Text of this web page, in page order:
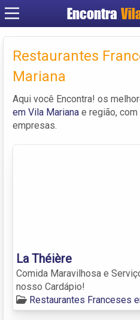
Encontra
Restaurantes
Mariana
Aqui você Encontra! os
em Vila Mariana e região,
empresas.
La Théière
Comida Maravilhosa e
nosso Cardápio!
Restaurantes Franceses